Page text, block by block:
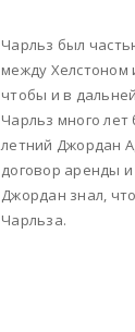
Чарльз был
между Хелстоном
чтобы и в
Чарльз много
летний Джордан
договор аренды
Джордан знал,
Чарльза.